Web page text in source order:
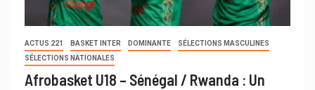
ACTUS 221 BASKET INTER DOMINANTE
SÉLECTIONS MASCULINES
SÉLECTIONS NATIONALES
Afrobasket U18 – Sénégal / Rwanda : Un